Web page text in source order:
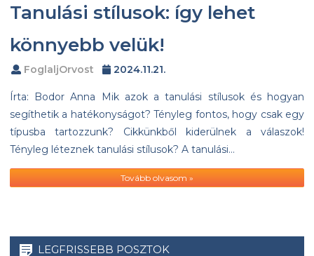
Tanulási stílusok: így lehet
könnyebb velük!
FoglaljOrvost 2024.11.21.
Írta: Bodor Anna Mik azok a tanulási stílusok és hogyan
segíthetik a hatékonyságot? Tényleg fontos, hogy csak egy
típusba tartozzunk? Cikkünkből kiderülnek a válaszok!
Tényleg léteznek tanulási stílusok? A tanulási…
Tovább olvasom »
LEGFRISSEBB POSZTOK